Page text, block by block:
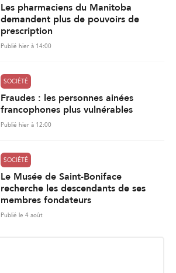
Les pharmaciens du Manitoba
demandent plus de pouvoirs de
prescription
Publié hier à 14:00
SOCIÉTÉ
Fraudes : les personnes ainées
francophones plus vulnérables
Publié hier à 12:00
SOCIÉTÉ
Le Musée de Saint-Boniface
recherche les descendants de ses
membres fondateurs
Publié le 4 août